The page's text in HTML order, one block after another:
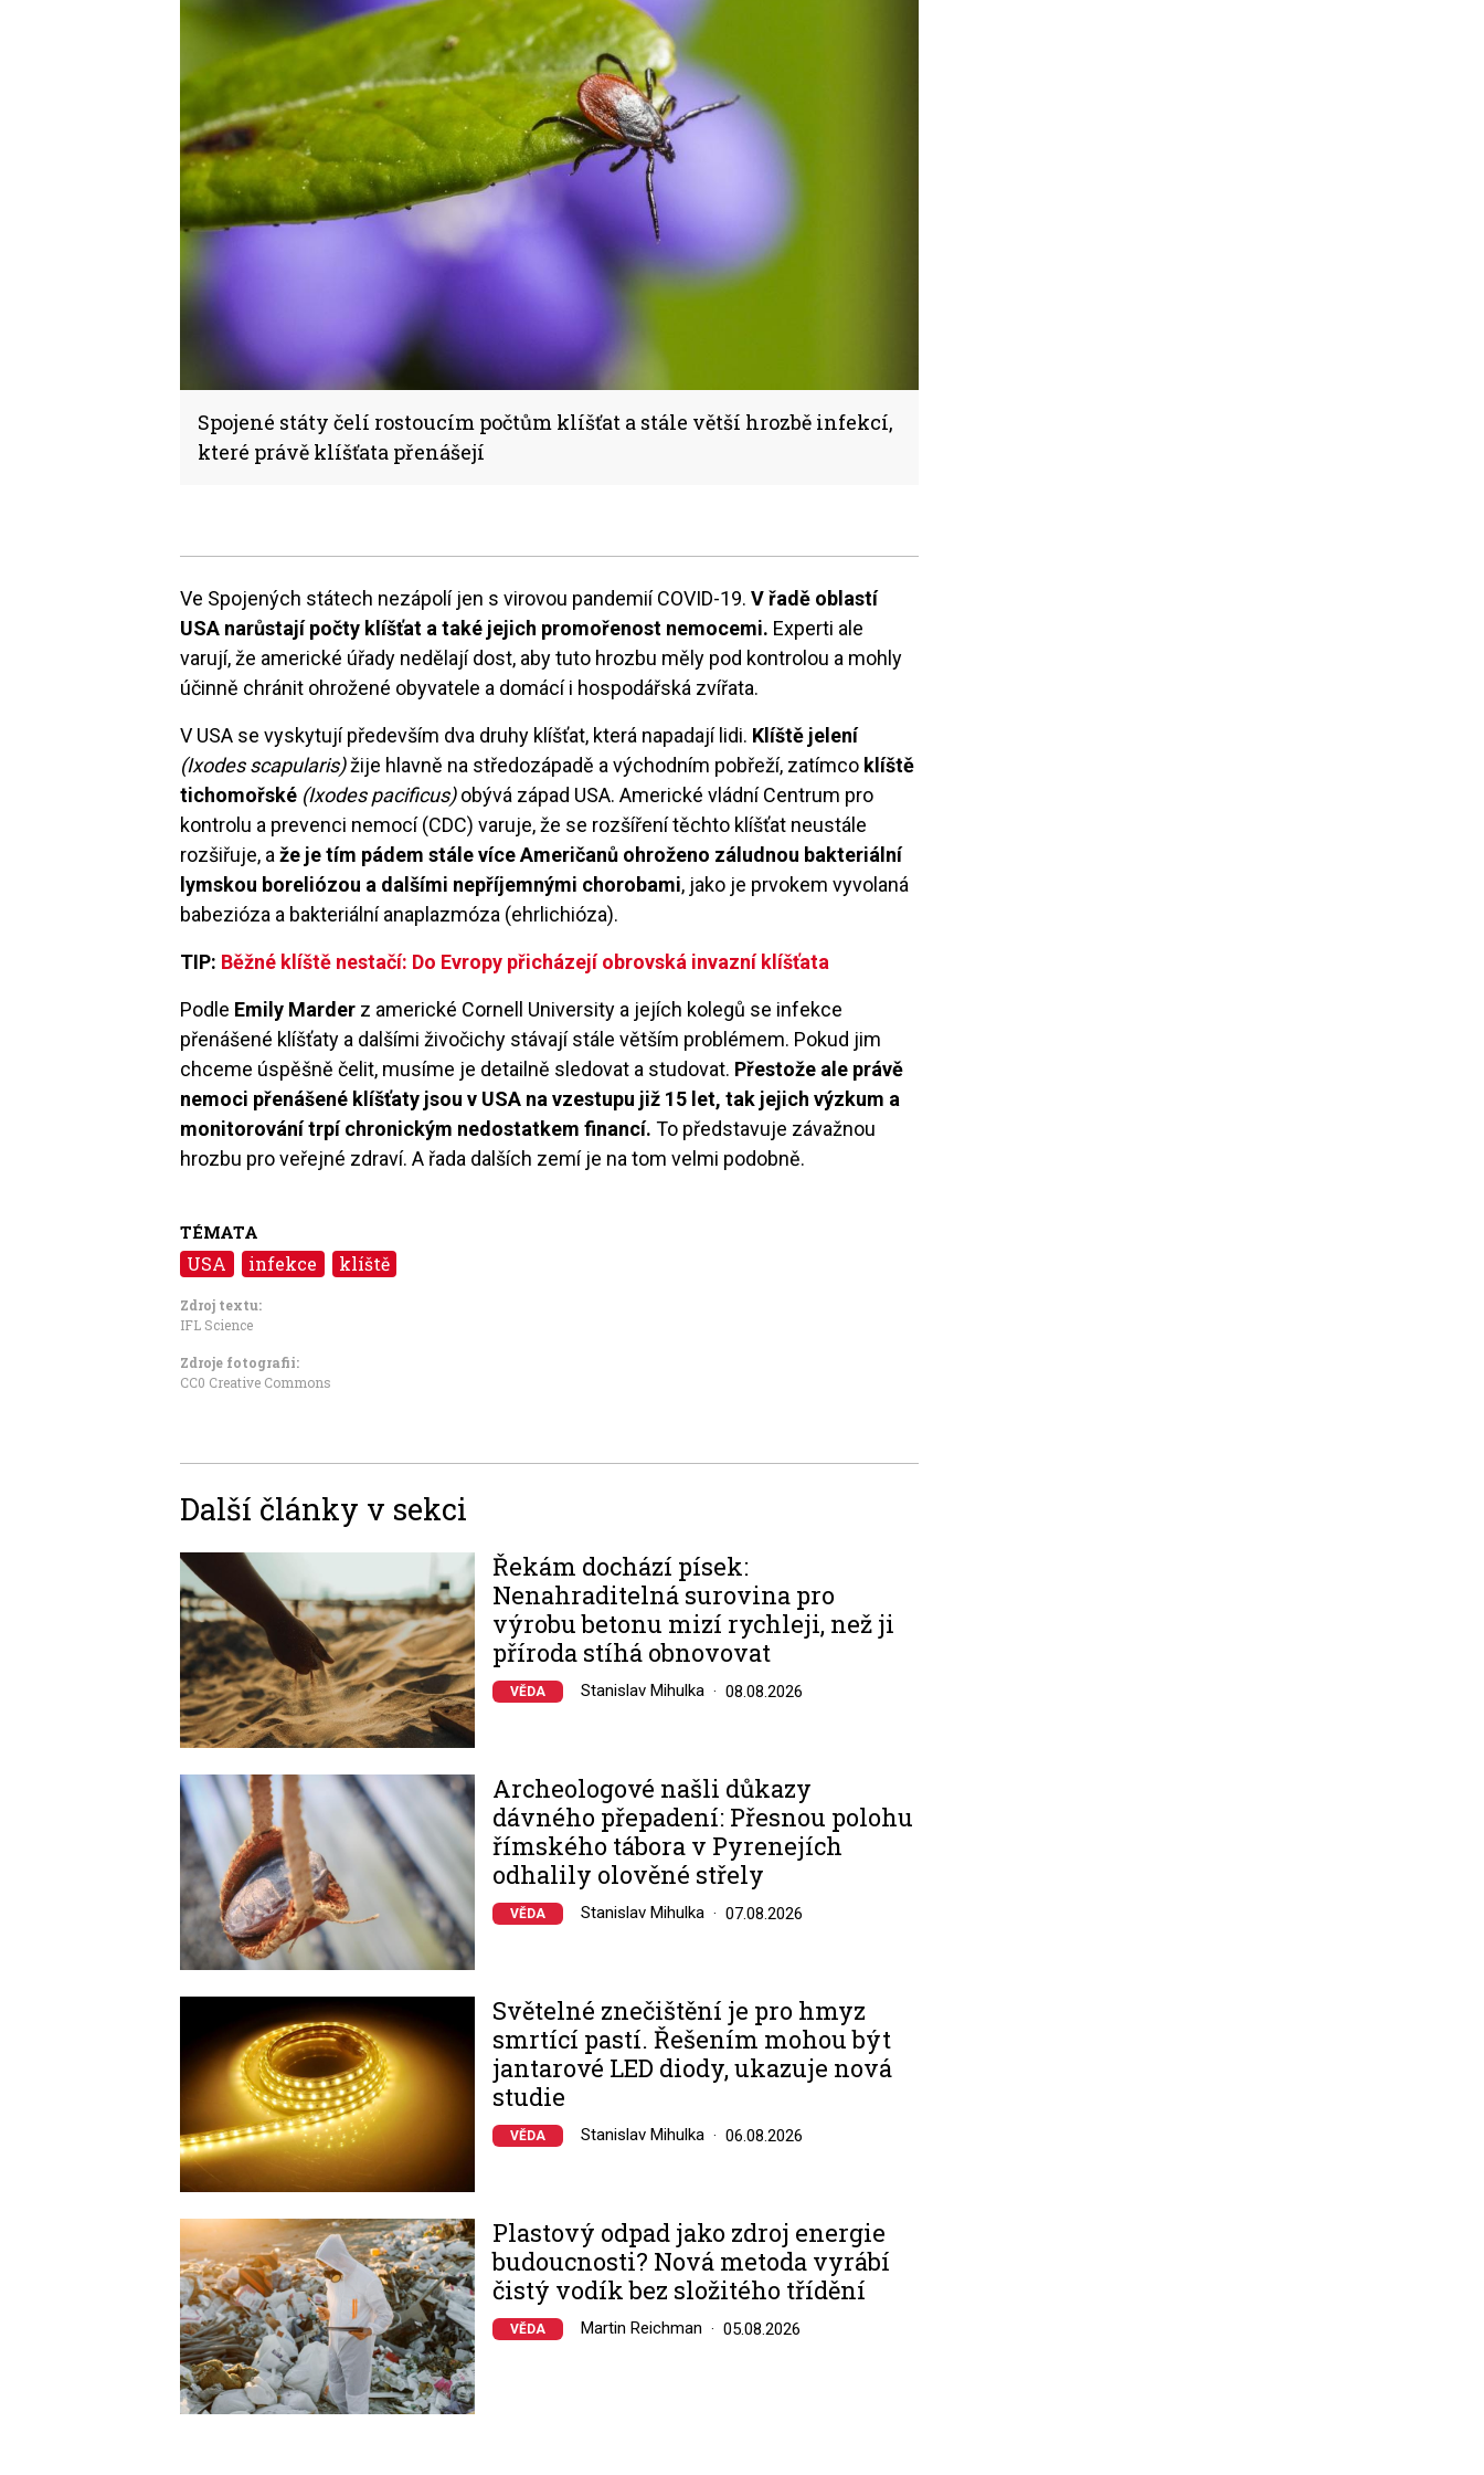
Spojené státy čelí rostoucím počtům klíšťat a stále větší hrozbě infekcí,
které právě klíšťata přenášejí
Ve Spojených státech nezápolí jen s virovou pandemií COVID-19.V řadě oblastí
USA narůstají počty klíšťat a také jejich promořenost nemocemi. Experti ale
varují, že americké úřady nedělají dost, aby tuto hrozbu měly pod kontrolou a mohly
účinně chránit ohrožené obyvatele a domácí i hospodářská zvířata.
V USA se vyskytují především dva druhy klíšťat, která napadají lidi. Klíště jelení
(Ixodes scapularis)žije hlavně na středozápadě a východním pobřeží, zatímco klíště
tichomořské (Ixodes pacificus)obývá západ USA. Americké vládní Centrum pro
kontrolu a prevenci nemocí (CDC) varuje, že se rozšíření těchto klíšťat neustále
rozšiřuje, aže je tím pádem stále více Američanů ohroženo záludnou bakteriální
lymskou boreliózou a dalšími nepříjemnými chorobami, jako je prvokem vyvolaná
babezióza a bakteriální anaplazmóza (ehrlichióza).
TIP: Běžné klíště nestačí: Do Evropy přicházejí obrovská invazní klíšťata
Podle Emily Marder z americké Cornell University a jejích kolegů se infekce
přenášené klíšťaty a dalšími živočichy stávají stále větším problémem. Pokud jim
chceme úspěšně čelit, musíme je detailně sledovat a studovat. Přestože ale právě
nemoci přenášené klíšťaty jsou v USA na vzestupu již 15 let, tak jejich výzkum a
monitorování trpí chronickým nedostatkem financí. To představuje závažnou
hrozbu pro veřejné zdraví. A řada dalších zemí je na tom velmi podobně.
TÉMATA
USA infekce klíště
Zdroj textu:
IFL Science
Zdroje fotografii:
CC0 Creative Commons
Další články v sekci
Image
Řekám dochází písek:
Nenahraditelná surovina pro
výrobu betonu mizí rychleji, než ji
příroda stíhá obnovovat
VĚDA Stanislav Mihulka 08.08.2026
Image
Archeologové našli důkazy
dávného přepadení: Přesnou polohu
římského tábora v Pyrenejích
odhalily olověné střely
VĚDA Stanislav Mihulka 07.08.2026
Světelné znečištění je pro hmyz
smrtící pastí. Řešením mohou být
jantarové LED diody, ukazuje nová
studie
VĚDA Stanislav Mihulka 06.08.2026
Image
Plastový odpad jako zdroj energie
budoucnosti? Nová metoda vyrábí
čistý vodík bez složitého třídění
VĚDA Martin Reichman 05.08.2026